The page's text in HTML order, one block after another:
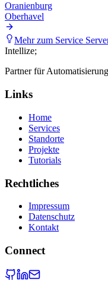
Oranienburg
Oberhavel
Mehr zum Service
Intellize;
Partner für
Links
Home
Services
Standorte
Projekte
Tutorials
Rechtliches
Impressum
Datenschutz
Kontakt
Connect